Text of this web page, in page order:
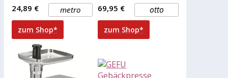
und Vakuum-Saugfuß
Gebäckaufsatz - ideal für
Spritzgebäck 2
metro
24,89 €
zum Shop*
otto
69,95 €
zum Shop*